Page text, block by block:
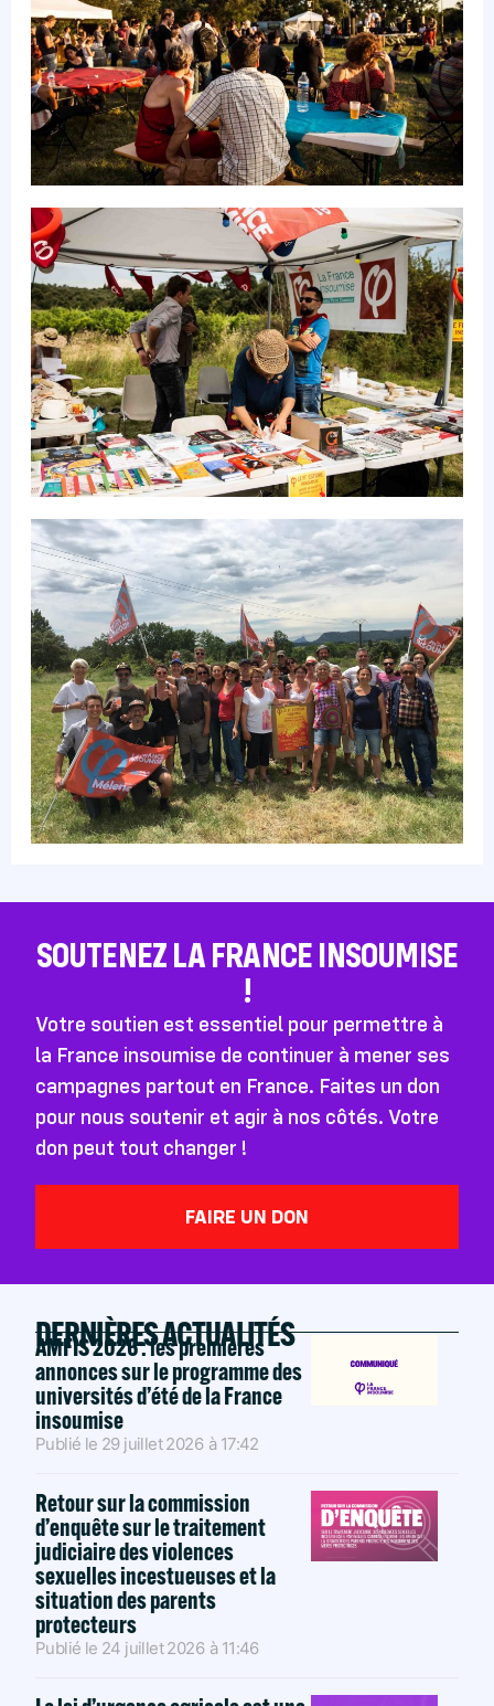
SOUTENEZ LA FRANCE INSOUMISE
!
Votre soutien est essentiel pour permettre à
la France insoumise de continuer à mener ses
campagnes partout en France. Faites un don
pour nous soutenir et agir à nos côtés. Votre
don peut tout changer !
FAIRE UN DON
DERNIÈRES ACTUALITÉS
AMFIS 2026 : les premières
annonces sur le programme des
universités d’été de la France
insoumise
Publié le 29 juillet 2026 à 17:42
Retour sur la commission
d’enquête sur le traitement
judiciaire des violences
sexuelles incestueuses et la
situation des parents
protecteurs
Publié le 24 juillet 2026 à 11:46